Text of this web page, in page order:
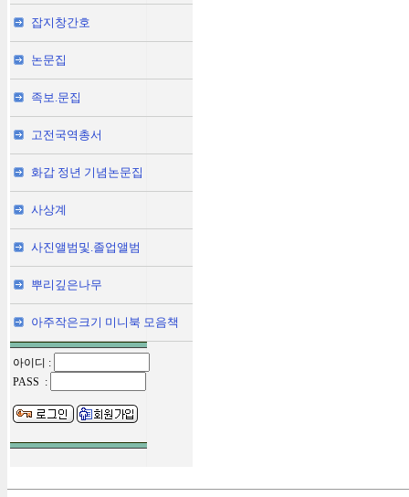
잡지창간호
논문집
족보.문집
고전국역총서
화갑 정년 기념논문집
사상계
사진앨범및.졸업앨범
뿌리깊은나무
아주작은크기 미니북 모음책
아이디 :
PASS :